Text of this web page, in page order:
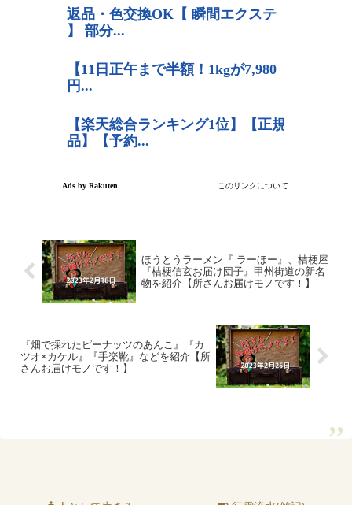
ほうとうラーメン『 ラーほー』、桔梗屋
『桔梗信玄お届け団子』甲州街道の新名
物を紹介【所さんお届けモノです！】
『畑で採れたピーナッツのあんこ』『カ
ツオ×カケル』『手楽靴』などを紹介【所
さんお届けモノです！】